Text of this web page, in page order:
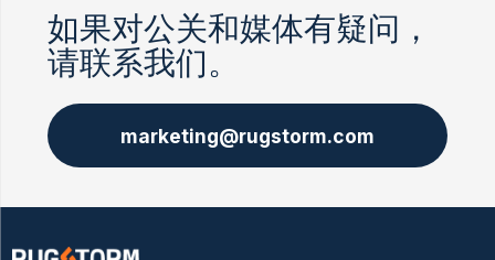
如果对公关和媒体有疑问，
请联系我们。
marketing@rugstorm.com